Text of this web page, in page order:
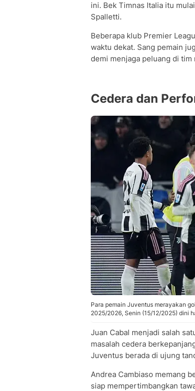
ini. Bek Timnas Italia itu
Spalletti.
Beberapa klub Premier
waktu dekat. Sang pemain
demi menjaga peluang di tim
Cedera dan
Para pemain Juventus merayakan
2025/2026, Senin (15/12/2025) dini
Juan Cabal menjadi salah
masalah cedera
Juventus berada di ujung
Andrea Cambiaso memang
siap mempertimbangkan